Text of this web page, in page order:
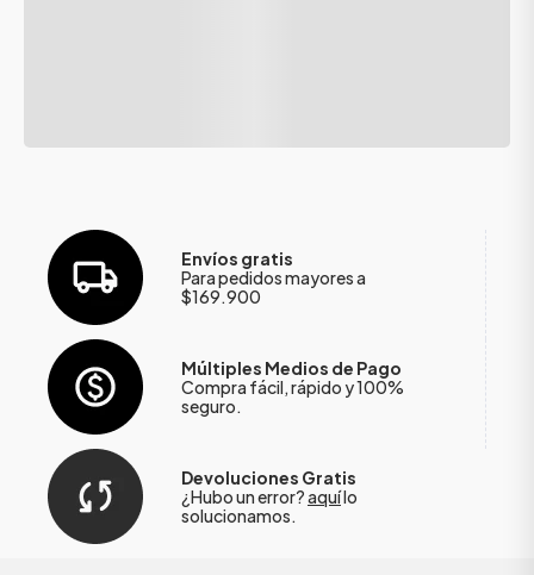
Envíos gratis
Para pedidos mayores a
$169.900
Múltiples Medios de Pago
Compra fácil, rápido y 100%
seguro.
Devoluciones Gratis
¿Hubo un error?aquílo
solucionamos.